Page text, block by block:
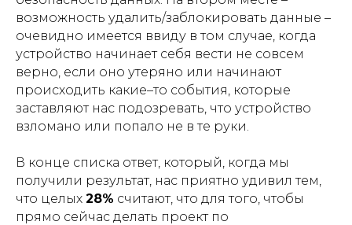
возможность удалить/заблокировать данные –
очевидно имеется ввиду в том случае, когда
устройство начинает себя вести не совсем
верно, если оно утеряно или начинают
происходить какие–то события, которые
заставляют нас подозревать, что устройство
взломано или попало не в те руки.
В конце списка ответ, который, когда мы
получили результат, нас приятно удивил тем,
что целых 28% считают, что для того, чтобы
прямо сейчас делать проект по